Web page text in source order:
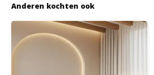
Anderen kochten ook